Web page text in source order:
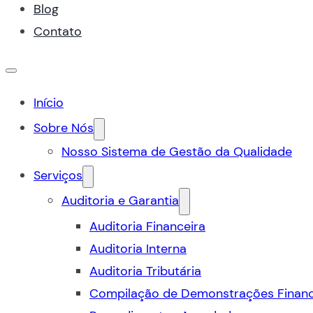
Blog
Contato
Início
Sobre Nós
Nosso Sistema de Gestão da Qualidade
Serviços
Auditoria e Garantia
Auditoria Financeira
Auditoria Interna
Auditoria Tributária
Compilação de Demonstrações